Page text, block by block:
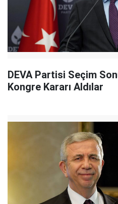
DEVA Partisi Seçim
Kongre Kararı Aldılar